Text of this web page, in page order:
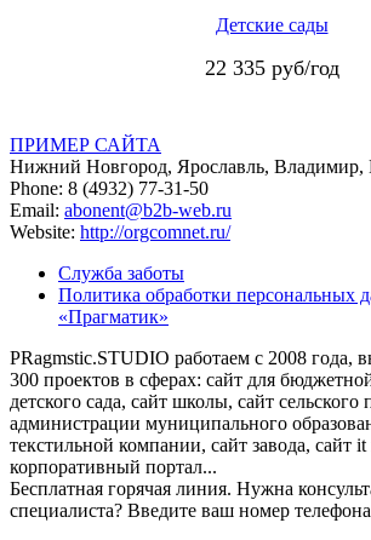
Детские сады
22 335 руб/год
ПРИМЕР САЙТА
Нижний Новгород, Ярославль, Владимир,
Phone: 8 (4932) 77-31-50
Email: abonent@b2b-web.ru
Website: http://orgcomnet.ru/
Служба заботы
Политика обработки
«Прагматик»
PRagmstic.STUDIO работаем с 2008 года,
300 проектов в сферах: сайт для
детского сада, сайт школы, сайт сельского
администрации муниципального
текстильной компании, сайт завода, сайт
корпоративный портал...
Бесплатная горячая линия. Нужна
специалиста? Введите ваш номер